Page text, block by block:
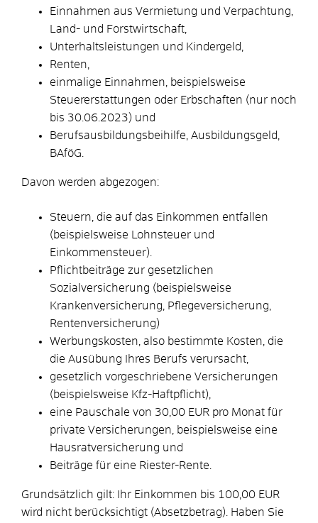
Einnahmen aus Vermietung und Verpachtung,
Land- und Forstwirtschaft,
Unterhaltsleistungen und Kindergeld,
Renten,
einmalige Einnahmen, beispielsweise
Steuererstattungen oder Erbschaften (nur noch
bis 30.06.2023) und
Berufsausbildungsbeihilfe, Ausbildungsgeld,
BAföG.
Davon werden abgezogen:
Steuern, die auf das Einkommen entfallen
(beispielsweise Lohnsteuer und
Einkommensteuer).
Pflichtbeiträge zur gesetzlichen
Sozialversicherung (beispielsweise
Krankenversicherung, Pflegeversicherung,
Rentenversicherung)
Werbungskosten, also bestimmte Kosten, die
die Ausübung Ihres Berufs verursacht,
gesetzlich vorgeschriebene Versicherungen
(beispielsweise Kfz-Haftpflicht),
eine Pauschale von 30,00 EUR pro Monat für
private Versicherungen, beispielsweise eine
Hausratversicherung und
Beiträge für eine Riester-Rente.
Grundsätzlich gilt: Ihr Einkommen bis 100,00 EUR
wird nicht berücksichtigt (Absetzbetrag). Haben Sie